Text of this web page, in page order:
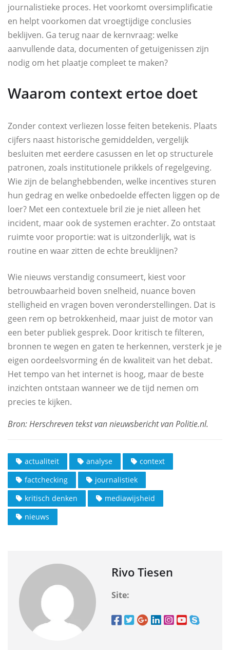
journalistieke proces. Het voorkomt oversimplificatie
en helpt voorkomen dat vroegtijdige conclusies
beklijven. Ga terug naar de kernvraag: welke
aanvullende data, documenten of getuigenissen zijn
nodig om het plaatje compleet te maken?
Waarom context ertoe doet
Zonder context verliezen losse feiten betekenis. Plaats
cijfers naast historische gemiddelden, vergelijk
besluiten met eerdere casussen en let op structurele
patronen, zoals institutionele prikkels of regelgeving.
Wie zijn de belanghebbenden, welke incentives sturen
hun gedrag en welke onbedoelde effecten liggen op de
loer? Met een contextuele bril zie je niet alleen het
incident, maar ook de systemen erachter. Zo ontstaat
ruimte voor proportie: wat is uitzonderlijk, wat is
routine en waar zitten de echte breuklijnen?
Wie nieuws verstandig consumeert, kiest voor
betrouwbaarheid boven snelheid, nuance boven
stelligheid en vragen boven veronderstellingen. Dat is
geen rem op betrokkenheid, maar juist de motor van
een beter publiek gesprek. Door kritisch te filteren,
bronnen te wegen en gaten te herkennen, versterk je je
eigen oordeelsvorming én de kwaliteit van het debat.
Het tempo van het internet is hoog, maar de beste
inzichten ontstaan wanneer we de tijd nemen om
precies te kijken.
actualiteit analyse
context
factchecking
journalistiek
kritisch denken
mediawijsheid
nieuws
Rivo Tiesen
Site: